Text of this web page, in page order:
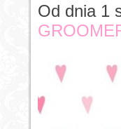
Od dnia 1